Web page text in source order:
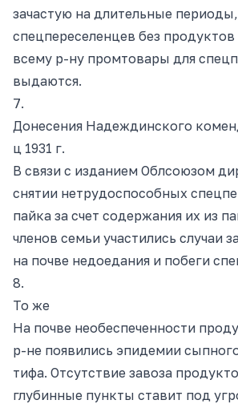
зачастую на длительные
спецпереселенцев без
всему р-ну промтовары для
выдаются.
7.
Донесения Надеждинского
ц 1931 г.
В связи с изданием Облсоюзом
снятии нетрудоспособных
пайка за счет содержания их из
членов семьи участились случаи
на почве недоедания и побеги
8.
То же
На почве необеспеченности
р-не появились эпидемии
тифа. Отсутствие завоза
глубинные пункты ставит под